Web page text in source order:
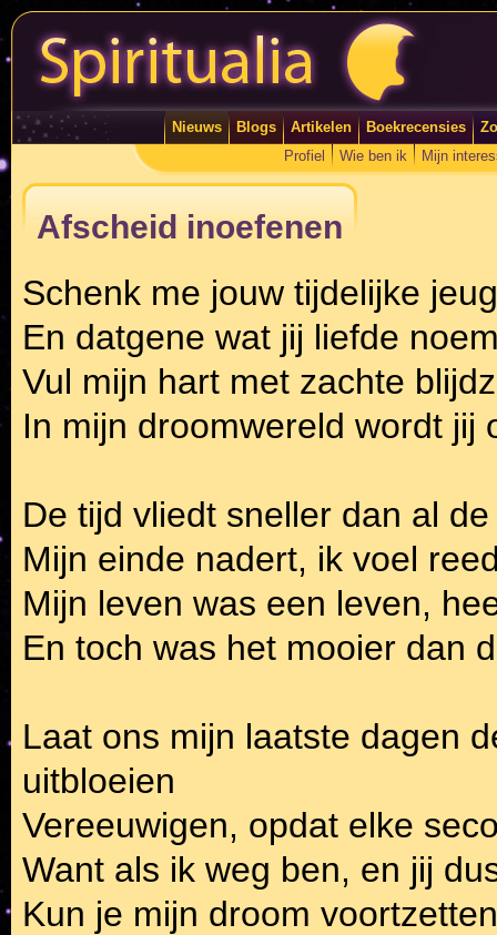
Nieuws Blogs Artikelen Boekrecensies
Profiel
Wie ben ik Mijn
Afscheid inoefenen
Schenk me jouw tijdelijke
En datgene wat jij liefde
Vul mijn hart met zachte
In mijn droomwereld wordt jij
De tijd vliedt sneller dan al
Mijn einde nadert, ik voel
Mijn leven was een leven,
En toch was het mooier dan
Laat ons mijn laatste dagen
uitbloeien
Vereeuwigen, opdat elke
Want als ik weg ben, en jij
Kun je mijn droom